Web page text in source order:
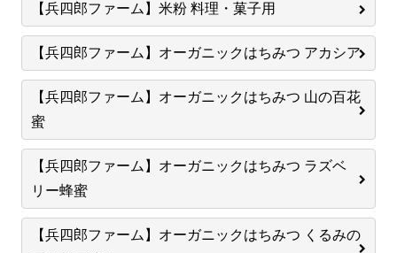
【兵四郎ファーム】米粉 料理・菓子用
【兵四郎ファーム】オーガニックはちみつ アカシア
【兵四郎ファーム】オーガニックはちみつ 山の百花
蜜
【兵四郎ファーム】オーガニックはちみつ ラズベ
リー蜂蜜
【兵四郎ファーム】オーガニックはちみつ くるみの